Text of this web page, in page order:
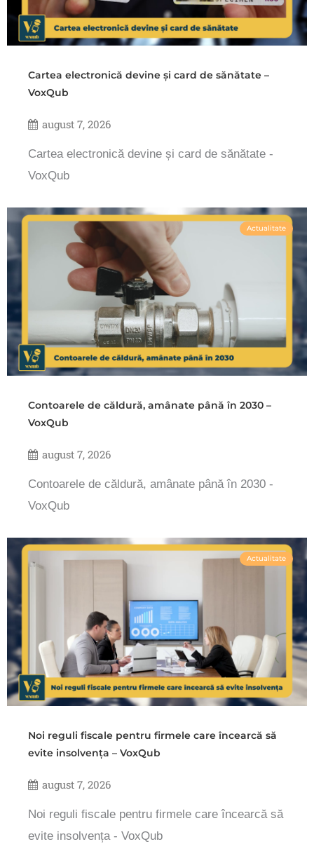
Cartea electronică devine și card de sănătate –
VoxQub
august 7, 2026
Cartea electronică devine și card de sănătate -
VoxQub
Actualitate
Contoarele de căldură, amânate până în 2030 –
VoxQub
august 7, 2026
Contoarele de căldură, amânate până în 2030 -
VoxQub
Actualitate
Noi reguli fiscale pentru firmele care încearcă să
evite insolvența – VoxQub
august 7, 2026
Noi reguli fiscale pentru firmele care încearcă să
evite insolvența - VoxQub